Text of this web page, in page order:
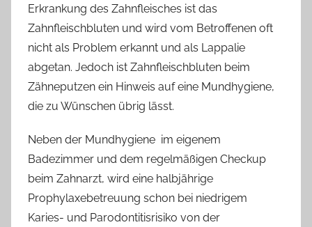
Erkrankung des Zahnfleisches ist das
Zahnfleischbluten und wird vom Betroffenen oft
nicht als Problem erkannt und als Lappalie
abgetan. Jedoch ist Zahnfleischbluten beim
Zähneputzen ein Hinweis auf eine Mundhygiene,
die zu Wünschen übrig lässt.
Neben der Mundhygiene im eigenem
Badezimmer und dem regelmäßigen Checkup
beim Zahnarzt, wird eine halbjährige
Prophylaxebetreuung schon bei niedrigem
Karies- und Parodontitisrisiko von der